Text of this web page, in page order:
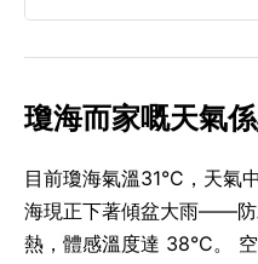
瓊海而家嘅天氣
目前瓊海氣溫31°C，天氣
海現正下著傾盆大雨——防
熱，體感溫度達 38°C。